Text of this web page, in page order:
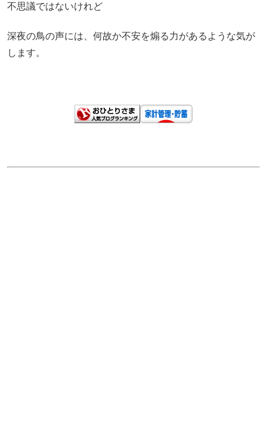
不思議ではないけれど
深夜の鳥の声には、何故か不安を煽る力があるような気が
します。